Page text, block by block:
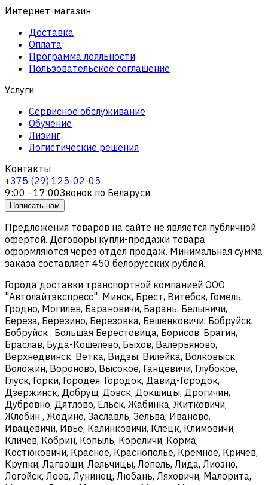
Интернет-магазин
Доставка
Оплата
Программа лояльности
Пользовательское соглашение
Услуги
Сервисное обслуживание
Обучение
Лизинг
Логистические решения
Контакты
+375 (29) 125-02-05
9:00 - 17:00Звонок по Беларуси
Написать нам
Предложения товаров на сайте не является публичной
офертой. Договоры купли-продажи товара
оформляются через отдел продаж. Минимальная сумма
заказа составляет 450 белорусских рублей.
Города доставки транспортной компанией ООО
"Автолайтэкспресс": Минск, Брест, Витебск, Гомель,
Гродно, Могилев, Барановичи, Барань, Белыничи,
Береза, Березино, Березовка, Бешенковичи, Бобруйск,
Бобруйск , Большая Берестовица, Борисов, Брагин,
Браслав, Буда-Кошелево, Быхов, Валерьяново,
Верхнедвинск, Ветка, Видзы, Вилейка, Волковыск,
Воложин, Вороново, Высокое, Ганцевичи, Глубокое,
Глуск, Горки, Городея, Городок, Давид-Городок,
Дзержинск, Добруш, Довск, Докшицы, Дрогичин,
Дубровно, Дятлово, Ельск, Жабинка, Житковичи,
Жлобин , Жодино, Заславль, Зельва, Иваново,
Ивацевичи, Ивье, Калинковичи, Клецк, Климовичи,
Кличев, Кобрин, Копыль, Кореличи, Корма,
Костюковичи, Красное, Краснополье, Кремное, Кричев,
Крупки, Лагвощи, Лельчицы, Лепель, Лида, Лиозно,
Логойск, Лоев, Лунинец, Любань, Ляховичи, Малорита,